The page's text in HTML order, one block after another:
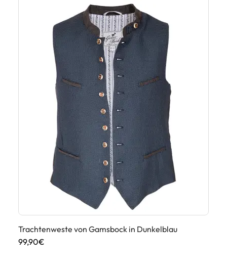
Trachtenweste von Gamsbock in Dunkelblau
99,90€